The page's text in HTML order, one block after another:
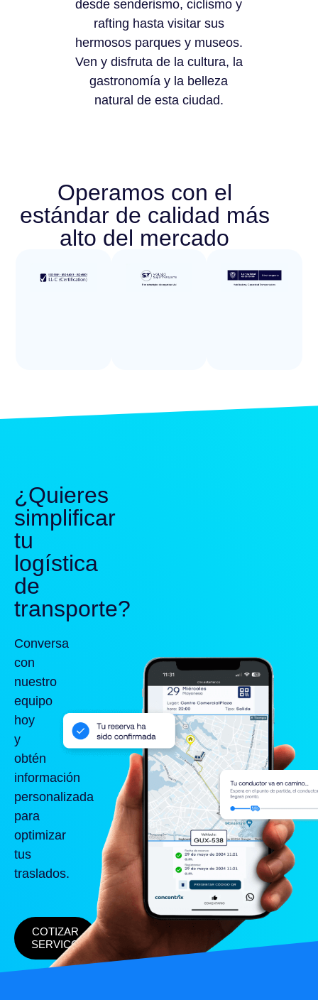
desde senderismo, ciclismo y
rafting hasta visitar sus
hermosos parques y museos.
Ven y disfruta de la cultura, la
gastronomía y la belleza
natural de esta ciudad.
Operamos con el
estándar de calidad más
alto del mercado
¿Quieres
simplificar
tu
logística
de
transporte?
Conversa
con
nuestro
equipo
hoy
y
obtén
información
personalizada
para
optimizar
tus
traslados.
COTIZAR
SERVICO